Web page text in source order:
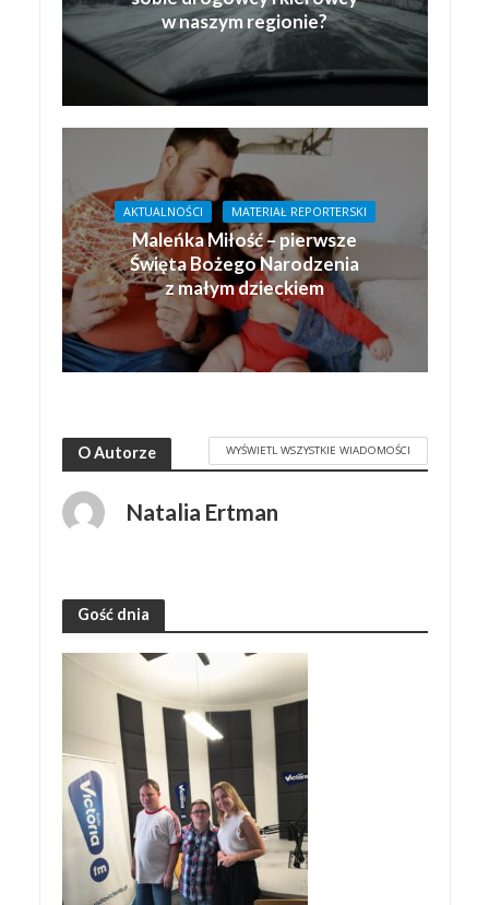
w naszym regionie?
AKTUALNOŚCI MATERIAŁ REPORTERSKI
Maleńka Miłość – pierwsze
Święta Bożego Narodzenia
z małym dzieckiem
O Autorze WYŚWIETL WSZYSTKIE WIADOMOŚCI
Natalia Ertman
Gość dnia